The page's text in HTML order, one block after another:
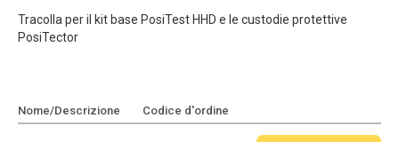
Tracolla per il kit base PosiTest HHD e le custodie protettive
PosiTector
Nome/Descrizione Codice d'ordine